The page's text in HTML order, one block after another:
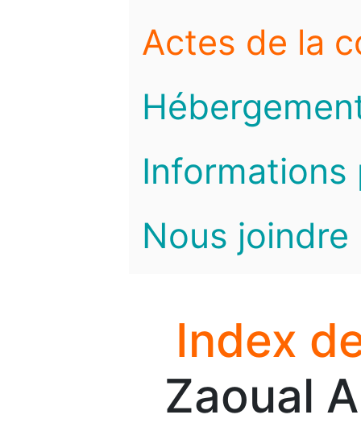
Actes de la
Informations
Nous joindre
Index
Zaoual